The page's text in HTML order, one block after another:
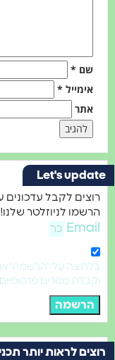
*
Let's
לניוזלטר שלנו!
על "הרשמה" אני מאשר/
מסרים פרסומיים במייל
לראות יותר תכנים